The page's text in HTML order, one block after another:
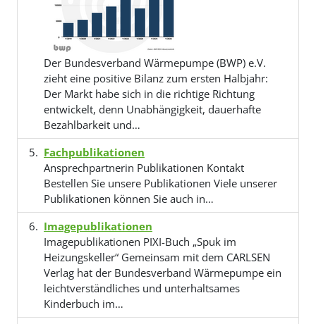
Der Bundesverband Wärmepumpe (BWP) e.V.
zieht eine positive Bilanz zum ersten Halbjahr:
Der Markt habe sich in die richtige Richtung
entwickelt, denn Unabhängigkeit, dauerhafte
Bezahlbarkeit und…
Fachpublikationen
Ansprechpartnerin Publikationen Kontakt
Bestellen Sie unsere Publikationen Viele unserer
Publikationen können Sie auch in…
Imagepublikationen
Imagepublikationen PIXI-Buch „Spuk im
Heizungskeller“ Gemeinsam mit dem CARLSEN
Verlag hat der Bundesverband Wärmepumpe ein
leichtverständliches und unterhaltsames
Kinderbuch im…